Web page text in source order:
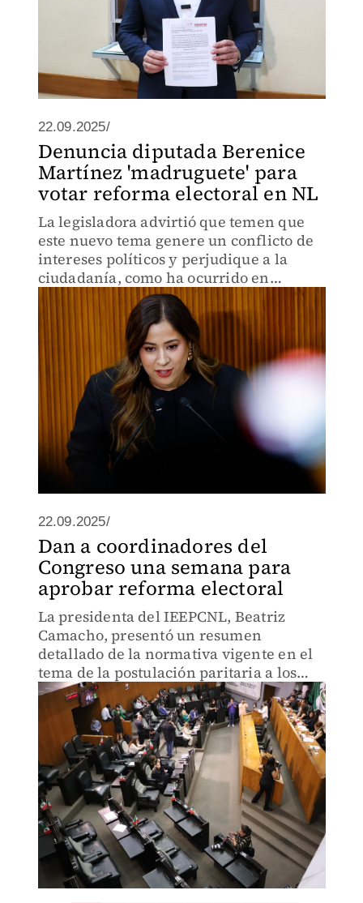
22.09.2025/
Denuncia diputada Berenice
Martínez 'madruguete' para
votar reforma electoral en NL
La legisladora advirtió que temen que
este nuevo tema genere un conflicto de
intereses políticos y perjudique a la
ciudadanía, como ha ocurrido en
ocasiones anteriores.
22.09.2025/
Dan a coordinadores del
Congreso una semana para
aprobar reforma electoral
La presidenta del IEEPCNL, Beatriz
Camacho, presentó un resumen
detallado de la normativa vigente en el
tema de la postulación paritaria a los
cargos de elección popular.